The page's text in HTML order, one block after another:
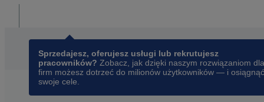
Sprzedajesz, oferujesz usługi lub rekrutujesz
pracowników? Zobacz, jak dzięki naszym rozwiązaniom dla
firm możesz dotrzeć do milionów użytkowników — i osiągnąć
swoje cele.